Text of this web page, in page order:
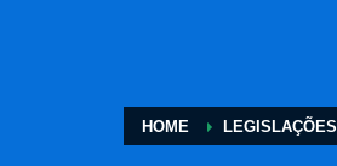
HOME LEGISLAÇÕES